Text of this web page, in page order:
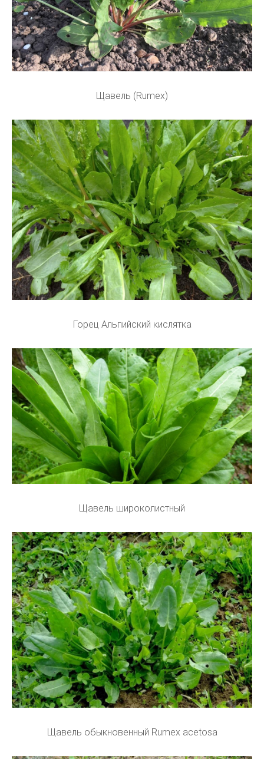
Щавель (Rumex)
Горец Альпийский кислятка
Щавель широколистный
Щавель обыкновенный Rumex acetosa